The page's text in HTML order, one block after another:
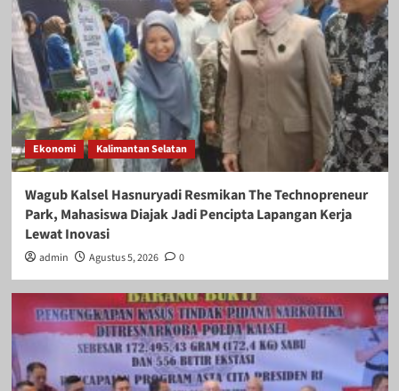
Ekonomi Kalimantan Selatan
Wagub Kalsel Hasnuryadi Resmikan The Technopreneur
Park, Mahasiswa Diajak Jadi Pencipta Lapangan Kerja
Lewat Inovasi
admin Agustus 5, 2026 0